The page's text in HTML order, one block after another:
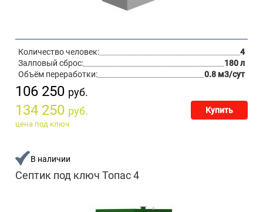
Количество человек:
4
Залповый сброс:
180 л
Объём переработки:
0.8 м3/сут
106 250 руб.
134 250 руб. Купить
цена под ключ
В наличии
Септик под ключ Топас 4